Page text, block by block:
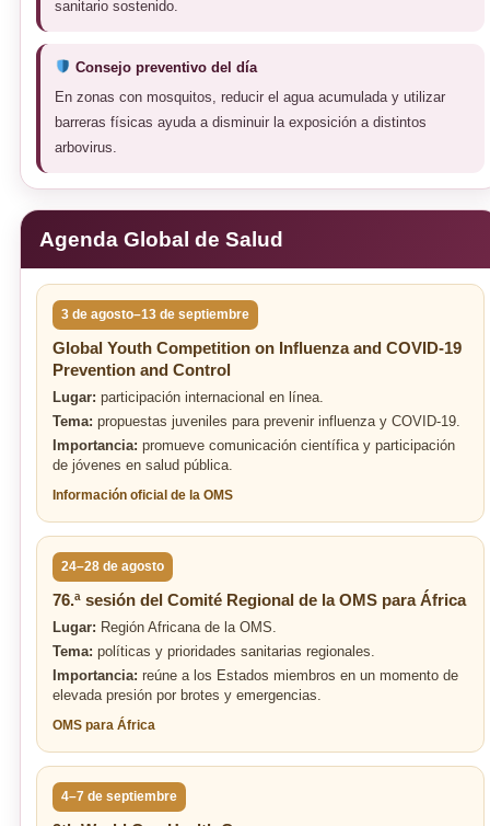
sanitario sostenido.
Consejo preventivo del día
En zonas con mosquitos, reducir el agua acumulada y utilizar
barreras físicas ayuda a disminuir la exposición a distintos
arbovirus.
Agenda Global de Salud
3 de agosto–13 de septiembre
Global Youth Competition on Influenza and COVID-19
Prevention and Control
Lugar: participación internacional en línea.
Tema: propuestas juveniles para prevenir influenza y COVID-19.
Importancia: promueve comunicación científica y participación
de jóvenes en salud pública.
Información oficial de la OMS
24–28 de agosto
76.ª sesión del Comité Regional de la OMS para África
Lugar: Región Africana de la OMS.
Tema: políticas y prioridades sanitarias regionales.
Importancia: reúne a los Estados miembros en un momento de
elevada presión por brotes y emergencias.
OMS para África
4–7 de septiembre